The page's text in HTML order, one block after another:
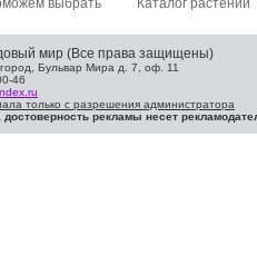
выбрать Каталог растений
мир (Все права защищены)
Бульвар Мира д. 7, оф. 11
46
только с разрешения администратора
достоверность рекламы несет